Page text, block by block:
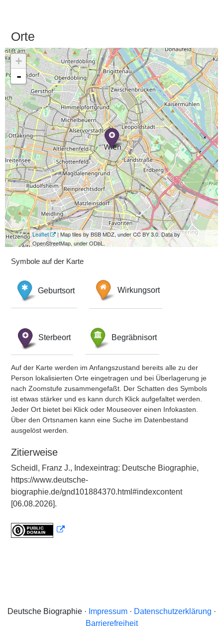
Orte
+
-
Leaflet
| Map tiles by BSB MDZ, under CC BY 3.0. Data by
OpenStreetMap, under ODbL.
Symbole auf der Karte
Geburtsort Wirkungsort
Sterbeort Begräbnisort
Auf der Karte werden im Anfangszustand bereits alle zu der
Person lokalisierten Orte eingetragen und bei Überlagerung je
nach Zoomstufe zusammengefaßt. Der Schatten des Symbols
ist etwas stärker und es kann durch Klick aufgefaltet werden.
Jeder Ort bietet bei Klick oder Mouseover einen Infokasten.
Über den Ortsnamen kann eine Suche im Datenbestand
ausgelöst werden.
Zitierweise
Scheidl, Franz J., Indexeintrag: Deutsche Biographie,
https://www.deutsche-
biographie.de/gnd101884370.html#indexcontent
[06.08.2026].
Deutsche Biographie · Impressum· Datenschutzerklärung ·
Barrierefreiheit